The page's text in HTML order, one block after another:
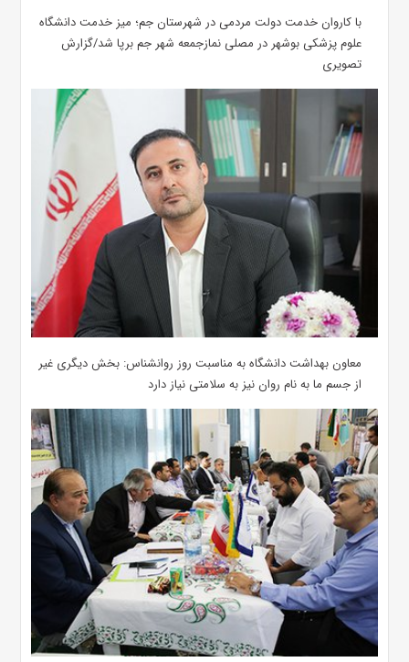
با کاروان خدمت دولت مردمی در شهرستان جم؛ میز خدمت دانشگاه
علوم پزشکی بوشهر در مصلی نمازجمعه شهر جم برپا شد/گزارش
تصویری
معاون بهداشت دانشگاه به مناسبت روز روانشناس: بخش دیگری غیر
از جسم ما به نام روان نیز به سلامتی نیاز دارد